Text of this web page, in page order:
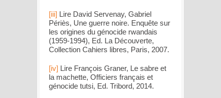
[iii] Lire David Servenay, Gabriel
Périès, Une guerre noire. Enquête sur
les origines du génocide rwandais
(1959-1994), Ed. La Découverte,
Collection Cahiers libres, Paris, 2007.
[iv] Lire François Graner, Le sabre et
la machette, Officiers français et
génocide tutsi, Ed. Tribord, 2014.